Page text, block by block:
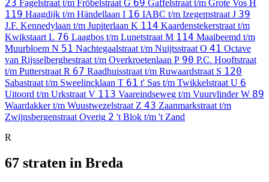
23 Fagelstraat t/m Fröbelstraat G 69 Gaffelstraat t/m Grote Vos H
119 Haagdijk t/m Händellaan I 16 IABC t/m Izegemstraat J 39
J.F. Kennedylaan t/m Jupiterlaan K 114 Kaardenstekerstraat t/m
Kwikstaart L 76 Laagbos t/m Lunetstraat M 114 Maaibeemd t/m
Muurbloem N 51 Nachtegaalstraat t/m Nuijtsstraat O 41 Octave
van Rijsselberghestraat t/m Overkroetenlaan P 90 P.C. Hooftstraat
t/m Putterstraat R 67 Raadhuisstraat t/m Ruwaardstraat S 120
Sabastraat t/m Sweelincklaan T 61 t' Sas t/m Twikkelstraat U 6
Uitoord t/m Urkstraat V 113 Vaareindseweg t/m VuurvlinderW 89
Waardakker t/m Wuustwezelstraat Z 43 Zaanmarkstraat t/m
Zwijnsbergenstraat Overig 2 't Blok t/m 't Zand
R
67 straten in Breda